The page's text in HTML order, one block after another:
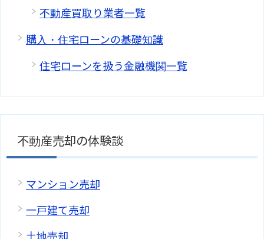
不動産買取り業者一覧
購入・住宅ローンの基礎知識
住宅ローンを扱う金融機関一覧
不動産売却の体験談
マンション売却
一戸建て売却
土地売却